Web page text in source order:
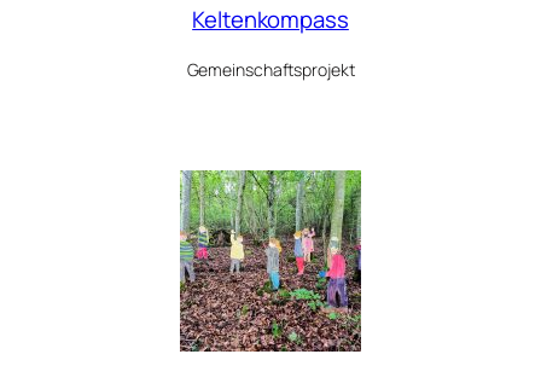
Keltenkompass
Gemeinschaftsprojekt